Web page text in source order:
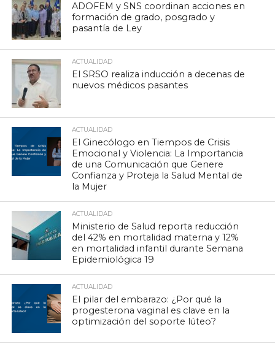
ADOFEM y SNS coordinan acciones en
formación de grado, posgrado y
pasantía de Ley
ACTUALIDAD
El SRSO realiza inducción a decenas de
nuevos médicos pasantes
ACTUALIDAD
El Ginecólogo en Tiempos de Crisis
Emocional y Violencia: La Importancia
de una Comunicación que Genere
Confianza y Proteja la Salud Mental de
la Mujer
ACTUALIDAD
Ministerio de Salud reporta reducción
del 42% en mortalidad materna y 12%
en mortalidad infantil durante Semana
Epidemiológica 19
ACTUALIDAD
El pilar del embarazo: ¿Por qué la
progesterona vaginal es clave en la
optimización del soporte lúteo?